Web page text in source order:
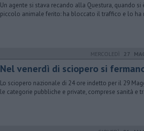
Un agente si stava recando alla Questura, quando
piccolo animale ferito: ha bloccato il traffico e lo ha
MERCOLEDÌ 27
Nel venerdì di sciopero si
Lo sciopero nazionale di 24 ore indetto per il 29
le categorie pubbliche e private, comprese sanità e